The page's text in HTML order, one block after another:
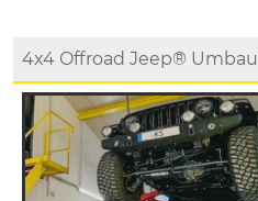
4x4 Offroad Jeep® Umbau